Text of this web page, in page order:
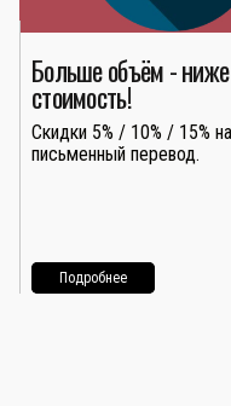
Больше объём - ниже
стоимость!
Скидки 5% / 10% / 15% на
письменный перевод.
Подробнее